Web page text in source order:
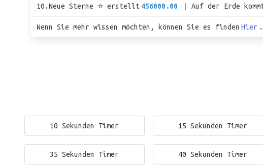
10.Neue Sterne ⭐ erstellt 456000.00 Auf der Erde
Wenn Sie mehr wissen möchten, können Sie es finden Hier .
10 Sekunden Timer 15 Sekunden Timer
35 Sekunden Timer 40 Sekunden Timer